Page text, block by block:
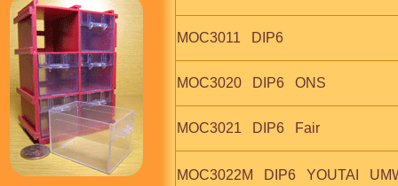
MOC3011   DIP6
MOC3020   DIP6   ONS
MOC3021   DIP6   Fair
MOC3022M   DIP6   YOUTAI